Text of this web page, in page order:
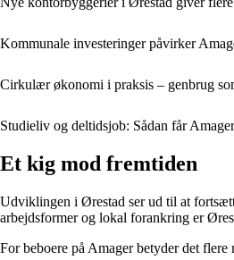
Kommunale investeringer påvirker
Cirkulær økonomi i praksis – genbrug
Studieliv og deltidsjob: Sådan får
Et kig mod fremtiden
Udviklingen i Ørestad ser ud til at
arbejdsformer og lokal forankring er
For beboere på Amager betyder det